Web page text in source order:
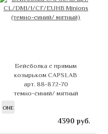
Бейсболка с прямым
козырьком CAPSLAB
арт. 88-872-70
темно-синий/ мятный
ONE
4390 руб.